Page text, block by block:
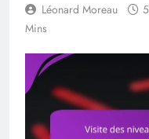
Léonard Moreau
Mins